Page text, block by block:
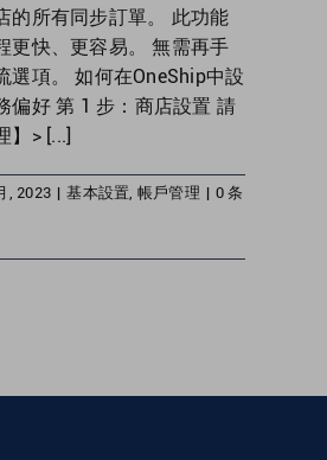
的所有同步訂單。 此功能
更快、更容易。 無需再手
選項。 如何在OneShip中設
偏好 第 1 步：商店設置 請
】> [...]
, 2023 | 基本設置 帳戶管理 | 0 条